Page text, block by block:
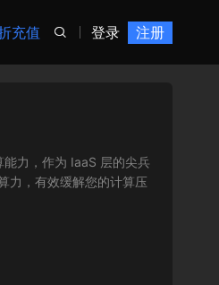
登录 注册

充值
力，作为 IaaS 层的尖兵
力，有效缓解您的计算压